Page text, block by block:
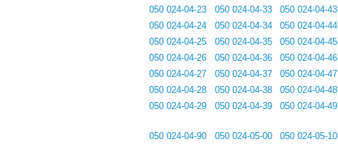
050 024-04-23
050 024-04-24
050 024-04-25
050 024-04-26
050 024-04-27
050 024-04-28
050 024-04-29
050 024-04-33
050 024-04-34
050 024-04-35
050 024-04-36
050 024-04-37
050 024-04-38
050 024-04-39
050 024-04-43
050 024-04-44
050 024-04-45
050 024-04-46
050 024-04-47
050 024-04-48
050 024-04-49
050 024-04-90
050 024-05-00
050 024-05-10